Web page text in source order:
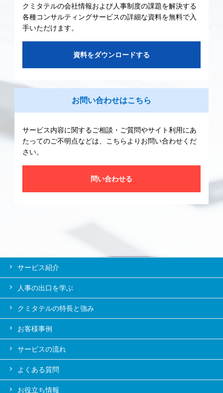
クミタテルの会社情報および人事制度の課題を解決する
各種コンサルティングサービスの詳細な資料を無料で入
手いただけます。
資料をダウンロードする
お問い合わせはこちら
サービス内容に関するご相談・ご質問やサイト利用にあ
たってのご不明点などは、こちらよりお問い合わせくだ
さい。
問い合わせる
サービス紹介
人事の出口を学ぶ
クミタテルの特長と強み
お客様事例
サービスの流れ
よくある質問
お役立ち情報